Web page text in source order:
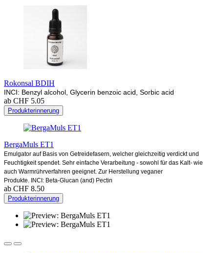
Rokonsal BDIH
INCI: Benzyl alcohol, Glycerin benzoic acid, Sorbic acid
ab CHF 5.05
Produkterinnerung
BergaMuls ET1
Emulgator auf Basis von Getreidefasern, welcher gleichzeitig verdickt und
Feuchtigkeit spendet. Sehr einfache Verarbeitung - sowohl für das Kalt- wie
auch Warmrührverfahren geeignet. Zur Herstellung veganer
Produkte. INCI: Beta-Glucan (and) Pectin
ab CHF 8.50
Produkterinnerung